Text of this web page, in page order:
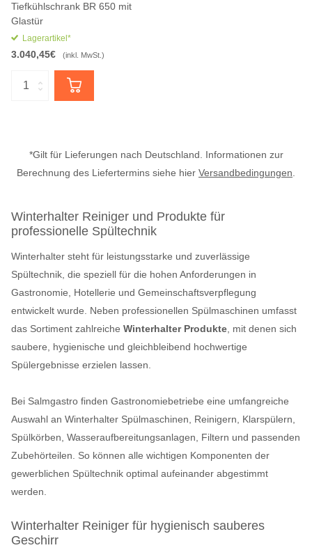
Tiefkühlschrank BR 650 mit
Glastür
Lagerartikel*
3.040,45€ (inkl. MwSt.)
*Gilt für Lieferungen nach Deutschland. Informationen zur
Berechnung des Liefertermins siehe hier Versandbedingungen.
Winterhalter Reiniger und Produkte für
professionelle Spültechnik
Winterhalter steht für leistungsstarke und zuverlässige
Spültechnik, die speziell für die hohen Anforderungen in
Gastronomie, Hotellerie und Gemeinschaftsverpflegung
entwickelt wurde. Neben professionellen Spülmaschinen umfasst
das Sortiment zahlreiche Winterhalter Produkte, mit denen sich
saubere, hygienische und gleichbleibend hochwertige
Spülergebnisse erzielen lassen.
Bei Salmgastro finden Gastronomiebetriebe eine umfangreiche
Auswahl an Winterhalter Spülmaschinen, Reinigern, Klarspülern,
Spülkörben, Wasseraufbereitungsanlagen, Filtern und passenden
Zubehörteilen. So können alle wichtigen Komponenten der
gewerblichen Spültechnik optimal aufeinander abgestimmt
werden.
Winterhalter Reiniger für hygienisch sauberes
Geschirr